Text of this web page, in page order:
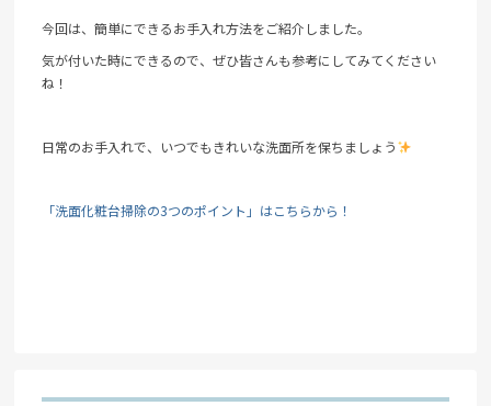
今回は、簡単にできるお手入れ方法をご紹介しました。
気が付いた時にできるので、ぜひ皆さんも参考にしてみてください
ね！
日常のお手入れで、いつでもきれいな洗面所を保ちましょう
「洗面化粧台掃除の3つのポイント」はこちらから！